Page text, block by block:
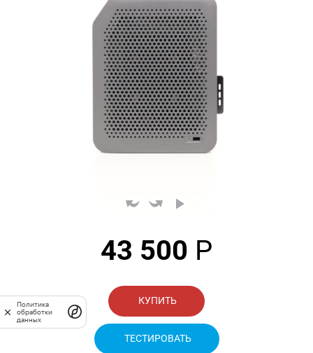
43 500 Р
КУПИТЬ
ТЕСТИРОВАТЬ
Политика
обработки
данных